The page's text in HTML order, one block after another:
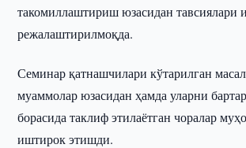
такомиллаштириш юзасидан
режалаштирилмоқда.
Семинар қатнашчилари кўтарилган
муаммолар юзасидан ҳамда уларни
борасида таклиф этилаётган чоралар
иштирок этишди.